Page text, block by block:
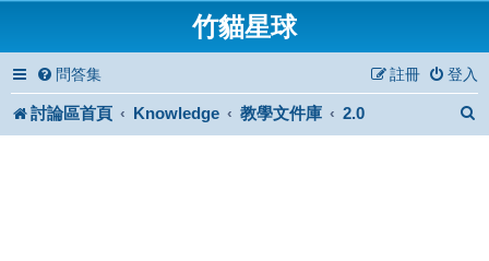
竹貓星球
問答集 登入
註冊
討論區首頁 Knowledge 教學文件庫 2.0